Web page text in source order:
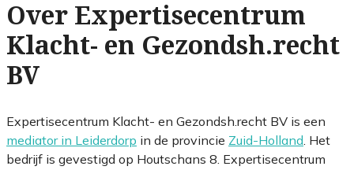
Over Expertisecentrum
Klacht- en Gezondsh.recht
BV
Expertisecentrum Klacht- en Gezondsh.recht BV is een
mediator in Leiderdorp in de provincie Zuid-Holland . Het
bedrijf is gevestigd op Houtschans 8. Expertisecentrum